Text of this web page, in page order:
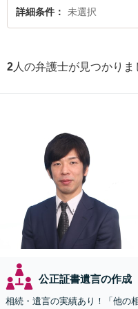
おすすめです。
詳細条件 未選択
2 人の弁護士が見つかりま
公正証書遺言の作成
相続・遺言の実績あり！「他の